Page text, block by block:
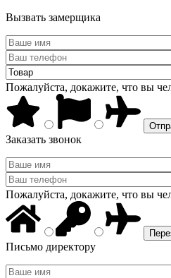
Вызвать замерщика
Пожалуйста, докажите, что вы
Заказать звонок
Пожалуйста, докажите, что вы
Письмо директору